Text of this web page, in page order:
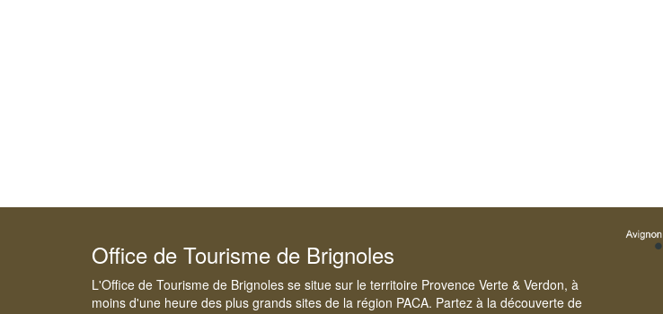
Office de Tourisme de Brignoles
L'Office de Tourisme de Brignoles se situe sur le territoire Provence Verte & Verdon, à
moins d'une heure des plus grands sites de la région PACA. Partez à la découverte de